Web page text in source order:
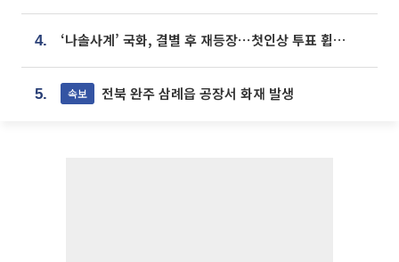
4. ‘나솔사계’ 국화, 결별 후 재등장⋯첫인상 투표 휩쓸고 ‘인기녀’ 등극
5. 속보 전북 완주 삼례읍 공장서 화재 발생